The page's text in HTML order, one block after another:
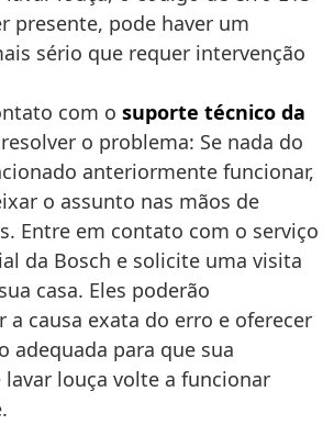
presente, pode haver um
sério que requer intervenção
com o suporte técnico da
o problema: Se nada do
anteriormente funcionar,
o assunto nas mãos de
Entre em contato com o serviço
da Bosch e solicite uma visita
casa. Eles poderão
a causa exata do erro e oferecer
adequada para que sua
lavar louça volte a funcionar